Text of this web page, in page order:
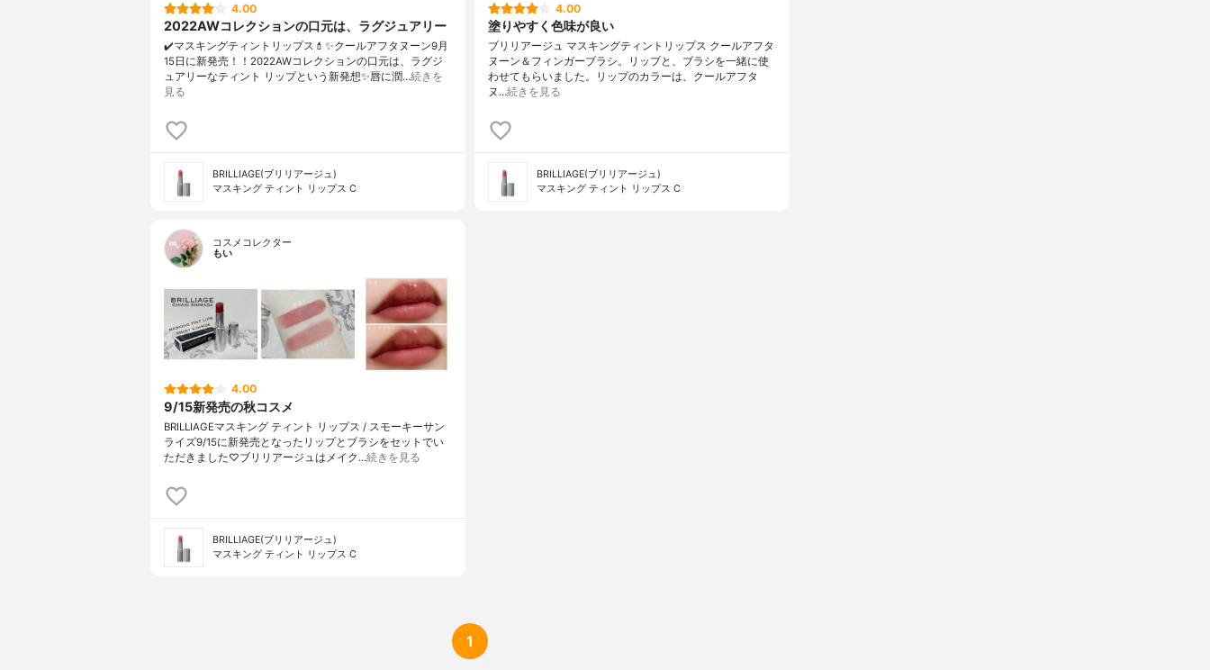
4.00
2022AWコレクションの口元は、ラグジュアリー
✔️マスキングティントリップス💄✨クールアフタヌーン9月
15日に新発売！！2022AWコレクションの口元は、ラグジ
ュアリーなティント リップという新発想✨唇に潤…続きを
見る
BRILLIAGE(ブリリアージュ)
マスキング ティント リップス C
4.00
塗りやすく色味が良い
ブリリアージュ マスキングティントリップス クールアフタ
ヌーン＆フィンガーブラシ。リップと、ブラシを一緒に使
わせてもらいました。リップのカラーは、クールアフタ
ヌ…続きを見る
BRILLIAGE(ブリリアージュ)
マスキング ティント リップス C
コスメコレクター
もい
4.00
9/15新発売の秋コスメ
BRILLIAGEマスキング ティント リップス / スモーキーサン
ライズ9/15に新発売となったリップとブラシをセットでい
ただきました♡ブリリアージュはメイク…続きを見る
BRILLIAGE(ブリリアージュ)
マスキング ティント リップス C
1